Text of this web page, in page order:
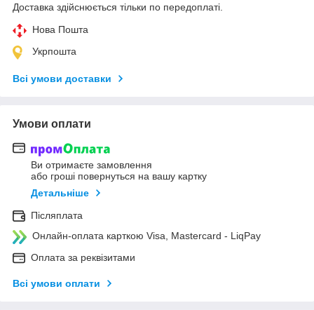
Доставка здійснюється тільки по передоплаті.
Нова Пошта
Укрпошта
Всі умови доставки
Умови оплати
Ви отримаєте замовлення
або гроші повернуться на вашу картку
Детальніше
Післяплата
Онлайн-оплата карткою Visa, Mastercard - LiqPay
Оплата за реквізитами
Всі умови оплати